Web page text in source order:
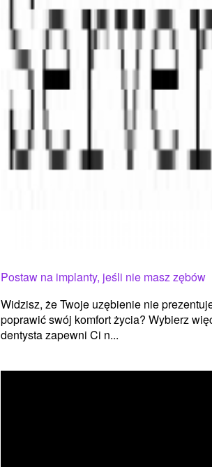
Postaw na implanty, jeśli nie masz zębów
Widzisz, że Twoje uzębienie nie
poprawić swój komfort życia? Wybierz
dentysta zapewni Ci n...